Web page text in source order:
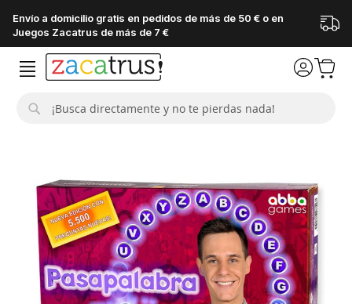
Envío a domicilio gratis en pedidos de más de 50 € o en
Juegos Zacatrus de más de 7 €
galería
imágenes